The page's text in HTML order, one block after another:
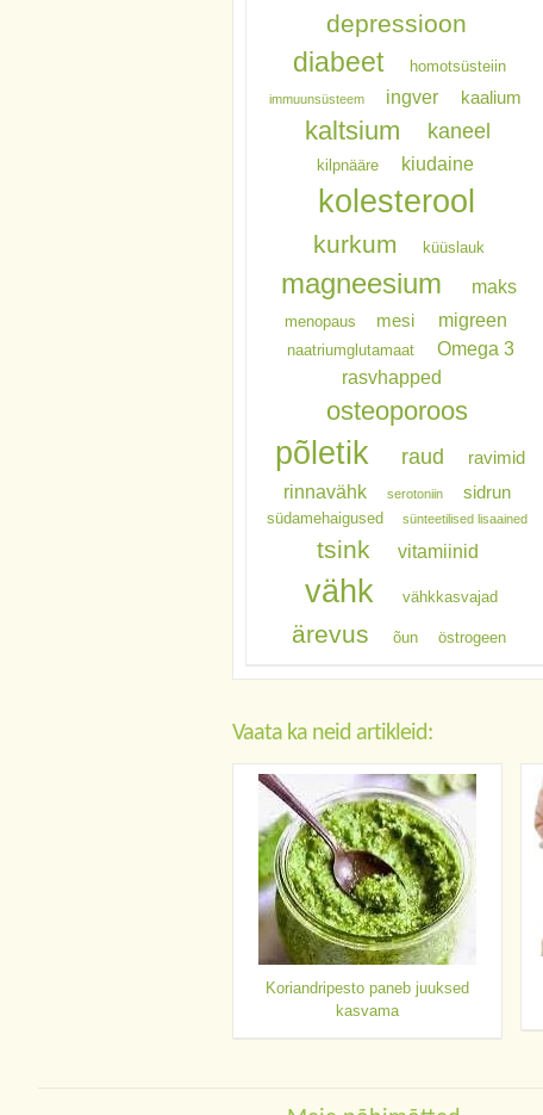
depressioon
diabeet homotsüsteiin
immuunsüsteem ingver kaalium
kaltsium kaneel
kilpnääre kiudaine
kolesterool
kurkum küüslauk
magneesium maks
menopaus mesi migreen
naatriumglutamaat
Omega 3
rasvhapped
osteoporoos
põletik raud ravimid
rinnavähk serotoniin sidrun
südamehaigused sünteetilised lisaained
tsink vitamiinid
vähk vähkkasvajad
ärevus õun östrogeen
Vaata ka neid artikleid:
Koriandripesto paneb juuksed
kasvama